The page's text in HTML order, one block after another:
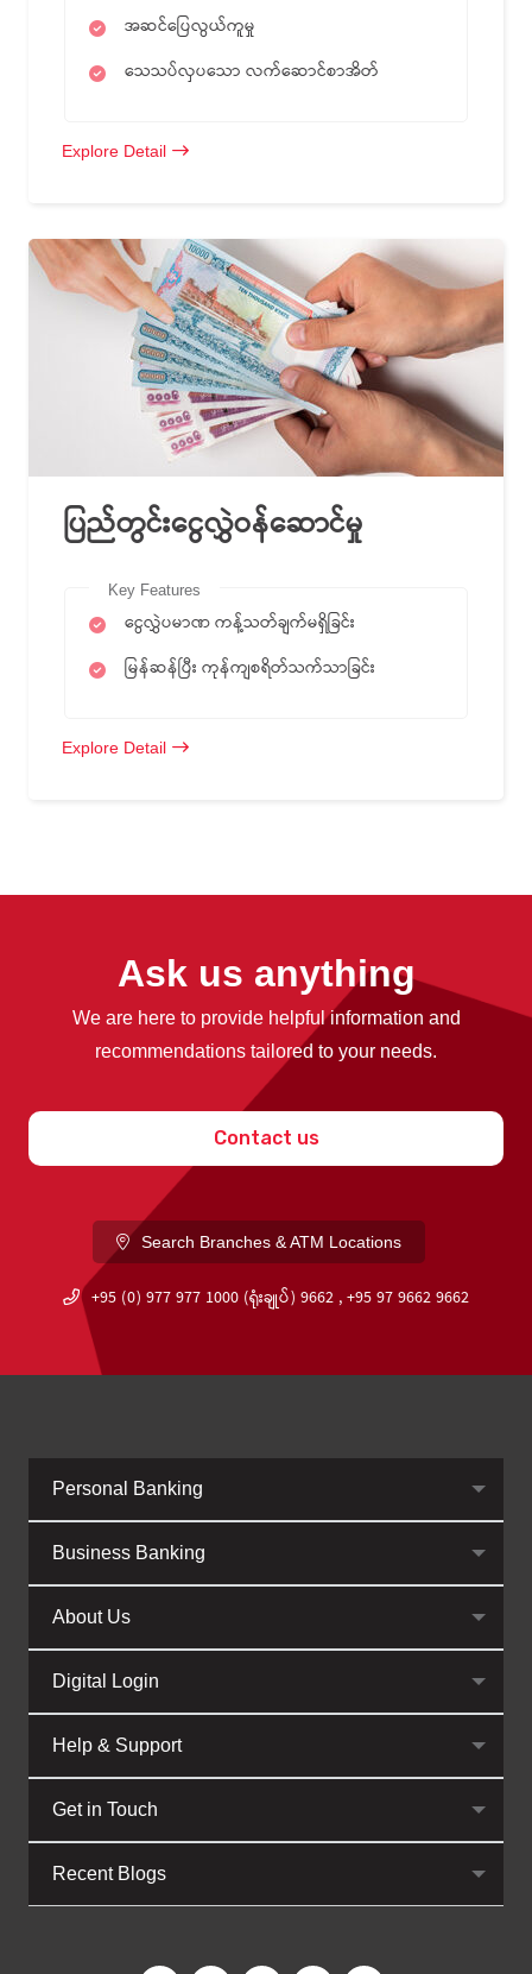
အဆင်ပြေလွယ်ကူမှု
သေသပ်လှပသော လက်ဆောင်စာအိတ်
Explore Detail
ပြည်တွင်းငွေလွှဲဝန်ဆောင်မှု
Key Features
ငွေလွှဲပမာဏ ကန့်သတ်ချက်မရှိခြင်း
မြန်ဆန်ပြီး ကုန်ကျစရိတ်သက်သာခြင်း
Explore Detail
Ask us anything
We are here to provide helpful information and
recommendations tailored to your needs.
Contact us
Search Branches & ATM Locations
+95 (0) 977 977 1000 (ရုံးချုပ်) 9662 , +95 97 9662 9662
Personal Banking
Business Banking
About Us
Digital Login
Help & Support
Get in Touch
Recent Blogs